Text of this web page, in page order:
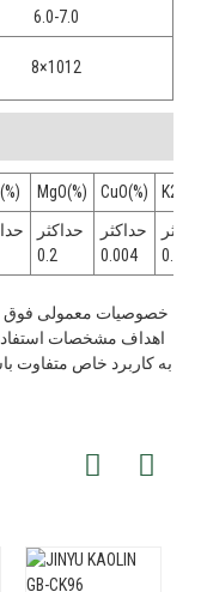
6.0-7.0
8×1012
بالا (%) MgO(%) CuO(%)
حداکثر
0.2
حداکثر
0.004
0.05
خصوصیات معمولی فوق
اهداف مشخصات
به کاربرد خاص متفاوت